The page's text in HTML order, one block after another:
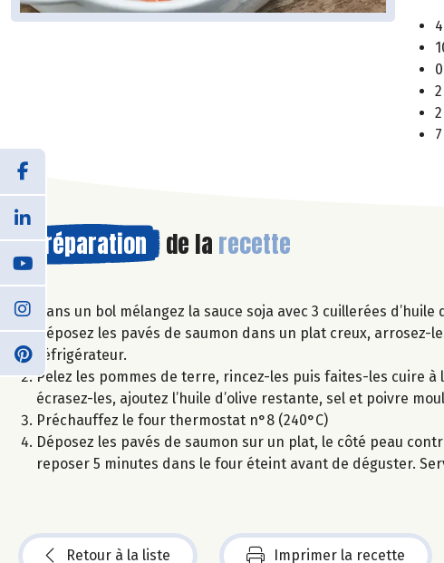
Préparation de la recette
Dans un bol mélangez la sauce soja avec 3 cuillerées
Déposez les pavés de saumon dans un plat creux, arrosez-
réfrigérateur.
Pelez les pommes de terre, rincez-les puis faites-les cuire
écrasez-les, ajoutez l’huile d’olive restante, sel et poivre
Préchauffez le four thermostat n°8 (240°C)
Déposez les pavés de saumon sur un plat, le côté peau
reposer 5 minutes dans le four éteint avant de déguster.
Retour à la liste Imprimer la recette